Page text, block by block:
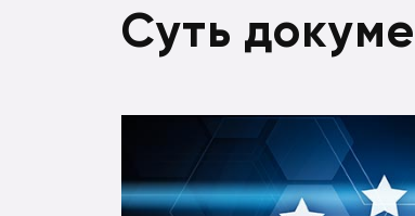
Суть